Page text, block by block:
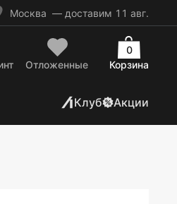
Москва — доставим 11 авг.
Отложенные Корзина
0
Клуб Акции